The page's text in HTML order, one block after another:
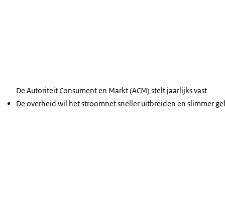
De Autoriteit Consument en Markt (ACM) stelt jaarlijks vast
De overheid wil het stroomnet sneller uitbreiden en slimmer